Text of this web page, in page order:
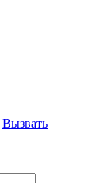
Вызвать